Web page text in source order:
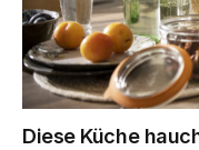
Diese Küche